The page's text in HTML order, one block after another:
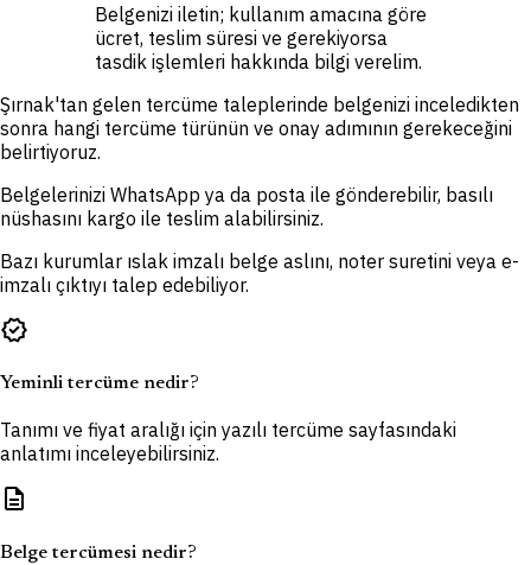
Belgenizi iletin; kullanım amacına göre
ücret, teslim süresi ve gerekiyorsa
tasdik işlemleri hakkında bilgi verelim.
Şırnak'tan gelen tercüme taleplerinde belgenizi inceledikten
sonra hangi tercüme türünün ve onay adımının gerekeceğini
belirtiyoruz.
Belgelerinizi WhatsApp ya da posta ile gönderebilir, basılı
nüshasını kargo ile teslim alabilirsiniz.
Bazı kurumlar ıslak imzalı belge aslını, noter suretini veya e-
imzalı çıktıyı talep edebiliyor.
verified
Yeminli tercüme nedir?
Tanımı ve fiyat aralığı için yazılı tercüme sayfasındaki
anlatımı inceleyebilirsiniz.
description
Belge tercümesi nedir?